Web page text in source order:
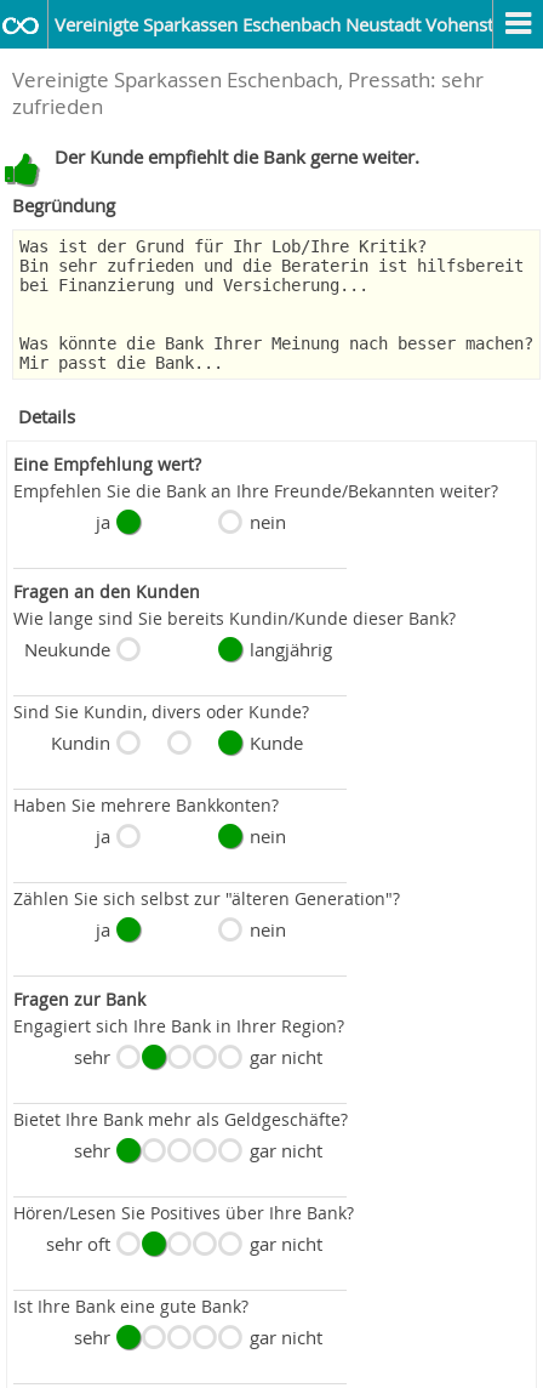
Vereinigte Sparkassen Eschenbach Neustadt Vohenstrauß
Vereinigte Sparkassen Eschenbach, Pressath: sehr
zufrieden
Der Kunde empfiehlt die Bank gerne weiter.
Begründung
Was ist der Grund für Ihr Lob/Ihre Kritik?
Bin sehr zufrieden und die Beraterin ist hilfsbereit
bei Finanzierung und Versicherung...
Was könnte die Bank Ihrer Meinung nach besser machen?
Mir passt die Bank...
Details
Eine Empfehlung wert?
Empfehlen Sie die Bank an Ihre Freunde/Bekannten weiter?
ja nein
Fragen an den Kunden
Wie lange sind Sie bereits Kundin/Kunde dieser Bank?
Neukunde langjährig
Sind Sie Kundin, divers oder Kunde?
Kundin Kunde
Haben Sie mehrere Bankkonten?
ja nein
Zählen Sie sich selbst zur "älteren Generation"?
ja nein
Fragen zur Bank
Engagiert sich Ihre Bank in Ihrer Region?
sehr gar nicht
Bietet Ihre Bank mehr als Geldgeschäfte?
sehr gar nicht
Hören/Lesen Sie Positives über Ihre Bank?
sehr oft gar nicht
Ist Ihre Bank eine gute Bank?
sehr gar nicht